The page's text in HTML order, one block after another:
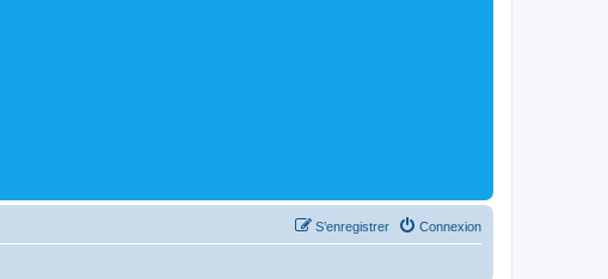
Connexion
S’enregistrer